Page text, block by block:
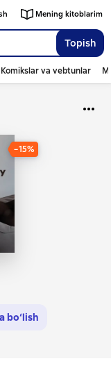
Topish
Mening kitoblarim
Komikslar va vebtunlar
−15%
bo‘lish